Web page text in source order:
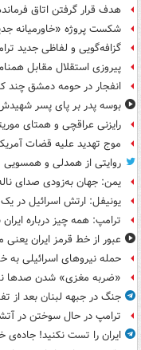
هدف قرار گرفتن اتاق‌
شکست پروژه «خاورمیانه
گزافه‌گویی و لفاظی جدید
پیروزی استقلال مقابل
انفجار در حومه دمشق چند
بوسه‌ پدر بر پای پسر
رایزنی عراقچی و همتای
موج تهدید علیه قضات
روایتی از همدلی و همسویی
یمن: جهان به‌زودی صدای
یونیفل: ارتش اسرائیل در یک روز ۱۱۳ توپ به جنوب لبنان شلیک
ترامپ: همه چیز درباره
عبور از خط قرمز ایران
حمله نیروهای اسرائیلی به
«ضربه مغزی» شدن صدها
جنگ در جبهه لبنان بعد از
ترامپ در حال سوختن در
ایران را تست نکنید! جاده‌ی